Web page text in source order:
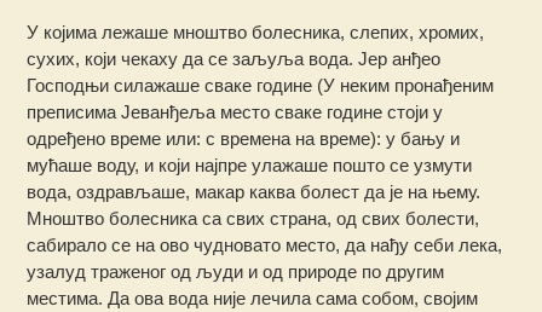
У којима лежаше мноштво болесника, слепих, хромих,
сухих, који чекаху да се заљуља вода. Јер анђео
Господњи силажаше сваке године (У неким пронађеним
преписима Јеванђеља место сваке године стоји у
одређено време или: с времена на време): у бању и
мућаше воду, и који најпре улажаше пошто се узмути
вода, оздрављаше, макар каква болест да је на њему.
Мноштво болесника са свих страна, од свих болести,
сабирало се на ово чудновато место, да нађу себи лека,
узалуд траженог од људи и од природе по другим
местима. Да ова вода није лечила сама собом, својим